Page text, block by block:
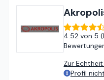
4.52 von 5 (
Zur
Profil